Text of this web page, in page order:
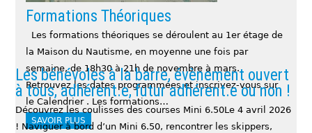
Formations
Formations Théoriques
Les formations théoriques se déroulent au 1er étage de
la Maison du Nautisme, en moyenne une fois par
semaine, de 18h30 à 21h de novembre à mars.
Retrouvez les dates programmées et inscrivez-vous sur
le Calendrier . Les formations…
SAVOIR PLUS
Les bénévoles à la barre, évènement ouvert
à tous, adhérent.e, futur adhérent.e ou non !
Découvrez les coulisses des courses Mini 6.50Le 4 avril 2026
! Naviguer à bord d’un Mini 6.50, rencontrer les skippers,